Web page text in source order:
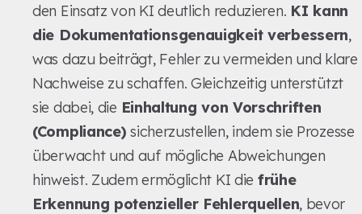
den Einsatz von KI deutlich reduzieren. KI kann
die Dokumentationsgenauigkeit verbessern,
was dazu beiträgt, Fehler zu vermeiden und klare
Nachweise zu schaffen. Gleichzeitig unterstützt
sie dabei, die Einhaltung von Vorschriften
(Compliance) sicherzustellen, indem sie Prozesse
überwacht und auf mögliche Abweichungen
hinweist. Zudem ermöglicht KI die frühe
Erkennung potenzieller Fehlerquellen, bevor